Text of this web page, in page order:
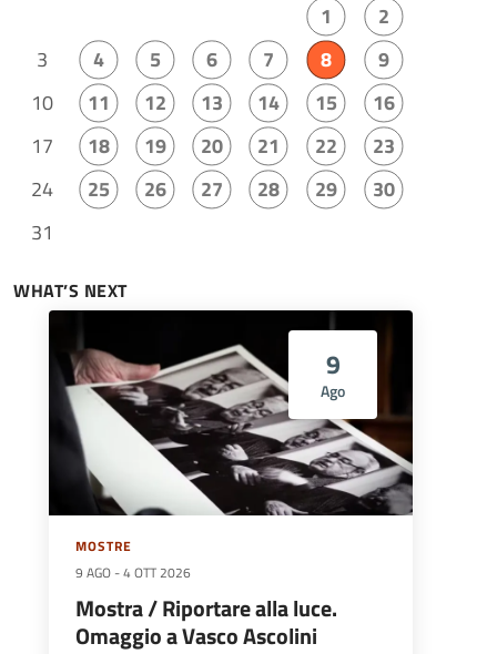
1
2
3
4 5 6 7 8
9
10
11 12 13 14 15
16
17
18 19 20 21 22
23
24
25 26 27 28 29
30
31
WHAT’S NEXT
9
Ago
MOSTRE
9 AGO -4 OTT 2026
Mostra / Riportare alla luce.
Omaggio a Vasco Ascolini